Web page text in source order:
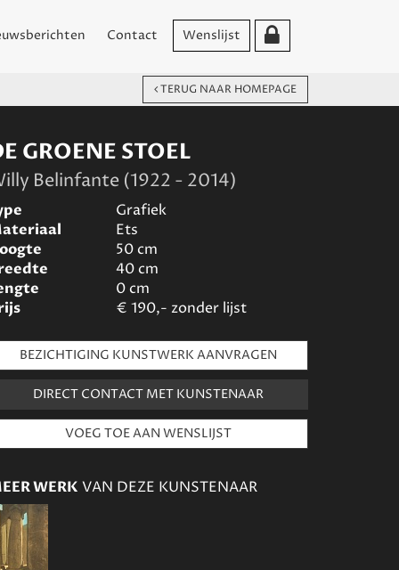
Contact Wenslijst
TERUG NAAR HOMEPAGE
GROENE STOEL
Belinfante (1922 - 2014)
Grafiek
Ets
50cm
40cm
0cm
€ 190,- zonder lijst
BEZICHTIGING KUNSTWERK AANVRAGEN
DIRECT CONTACT MET KUNSTENAAR
WERK VAN DEZE KUNSTENAAR